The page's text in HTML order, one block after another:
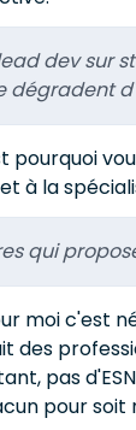
dev sur
dégradent
pourquoi
à la
qui
moi c'est
des
pas
pour soit